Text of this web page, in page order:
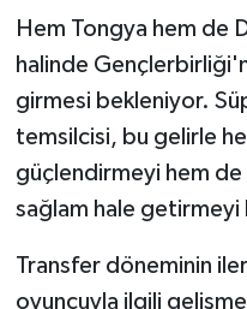
Hem Tongya hem de
halinde
girmesi bekleniyor.
temsilcisi, bu gelirle
güçlendirmeyi hem de
sağlam hale getirmeyi
Transfer döneminin
oyuncuyla ilgili